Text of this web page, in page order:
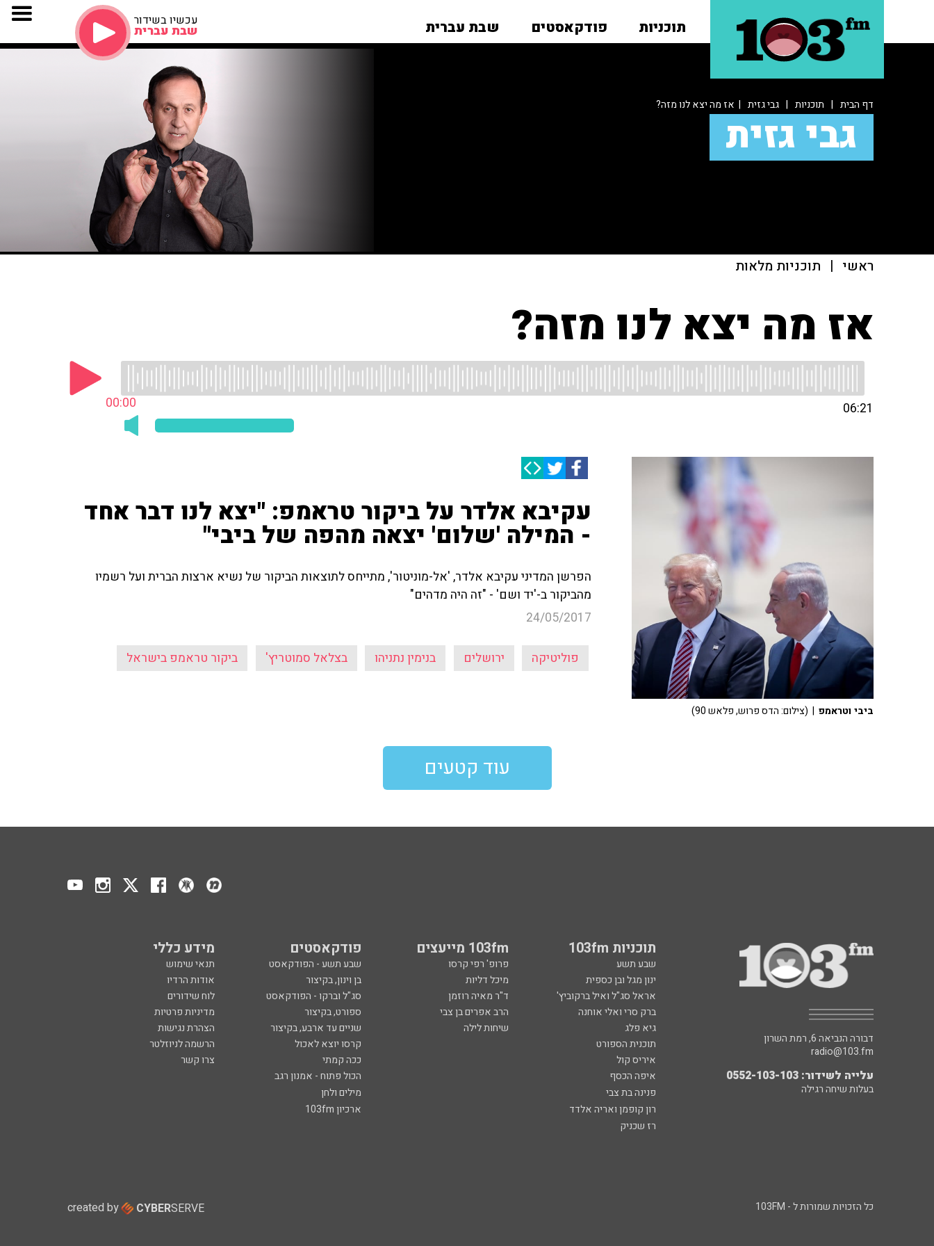
תוכניות פודקאסטים שבת עברית עכשיו בשידור
שבת עברית
דף הבית | תוכניות | גבי גזית | אז מה יצא לנו מזה?
גבי גזית
ראשי | תוכניות מלאות
אז מה יצא לנו מזה?
00:00 06:21
עקיבא אלדר על ביקור טראמפ: "יצא לנו דבר אחד
- המילה 'שלום' יצאה מהפה של ביבי"
הפרשן המדיני עקיבא אלדר, 'אל-מוניטור', מתייחס לתוצאות הביקור של נשיא ארצות הברית ועל רשמיו
מהביקור ב-'יד ושם' - "זה היה מדהים"
24/05/2017
פוליטיקה ירושלים בנימין נתניהו בצלאל סמוטריץ' ביקור טראמפ בישראל
ביבי וטראמפ | (צילום: הדס פרוש, פלאש 90)
עוד קטעים
תוכניות 103fm 103fm מייעצים פודקאסטים מידע כללי
שבע תשע פרופ' רפי קרסו שבע תשע - הפודקאסט
תנאי שימוש
ינון מגל ובן כספית
מיכל דליות בן וינון, בקיצור
אודות הרדיו
אראל סג"ל ואיל ברקוביץ'
ד"ר מאיה רוזמן סג"ל וברקו - הפודקאסט
לוח שידורים
ברק סרי ואלי אוחנה
הרב אפרים בן צבי ספורט, בקיצור
מדיניות פרטיות
גיא פלג
שיחות לילה שניים עד ארבע, בקיצור
הצהרת נגישות
תוכנית הספורט
קרסו יוצא לאכול
הרשמה לניוזלטר
איריס קול
ככה קמתי
צרו קשר
איפה הכסף
הכול פתוח - אמנון רגב
פנינה בת צבי
מילים ולחן
רון קופמן ואריה אלדד
ארכיון 103fm
רז שכניק
דבורה הנביאה 6, רמת השרון
radio@103.fm
עלייה לשידור: 0552-103-103
בעלות שיחה רגילה
כל הזכויות שמורות ל - 103FM created by CYBERSERVE